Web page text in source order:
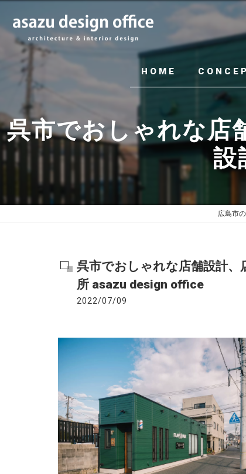
HOME
呉市でおしゃれな店
設
広島市
呉市でおしゃれな店舗設計
所 asazu design office
2022/07/09